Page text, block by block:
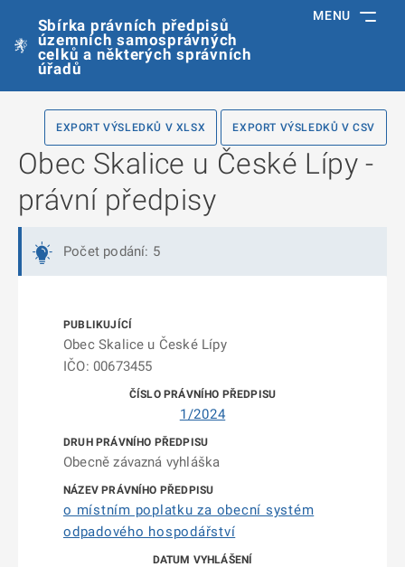
Sbírka právních předpisů
územních samosprávných
celků a některých správních
úřadů
MENU
EXPORT VÝSLEDKŮ V XLSX EXPORT VÝSLEDKŮ V CSV
Obec Skalice u České Lípy -
právní předpisy
Počet podání: 5
Obec Skalice u České Lípy
IČO: 00673455
1/2024
Obecně závazná vyhláška
o místním poplatku za obecní systém
odpadového hospodářství